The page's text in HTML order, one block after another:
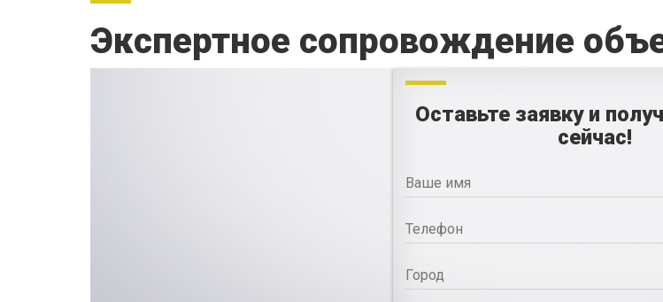
Экспертное сопровождение
Оставьте заявку и
сейчас!